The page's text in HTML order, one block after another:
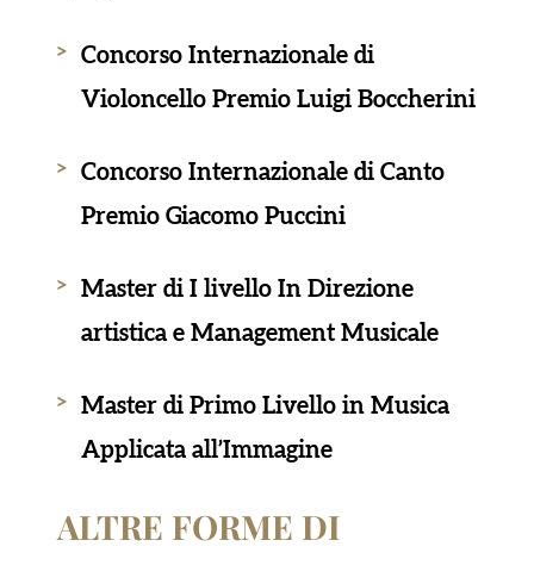
Concorso Internazionale di
Violoncello Premio Luigi Boccherini
Concorso Internazionale di Canto
Premio Giacomo Puccini
Master di I livello In Direzione
artistica e Management Musicale
Master di Primo Livello in Musica
Applicata all’Immagine
ALTRE FORME DI